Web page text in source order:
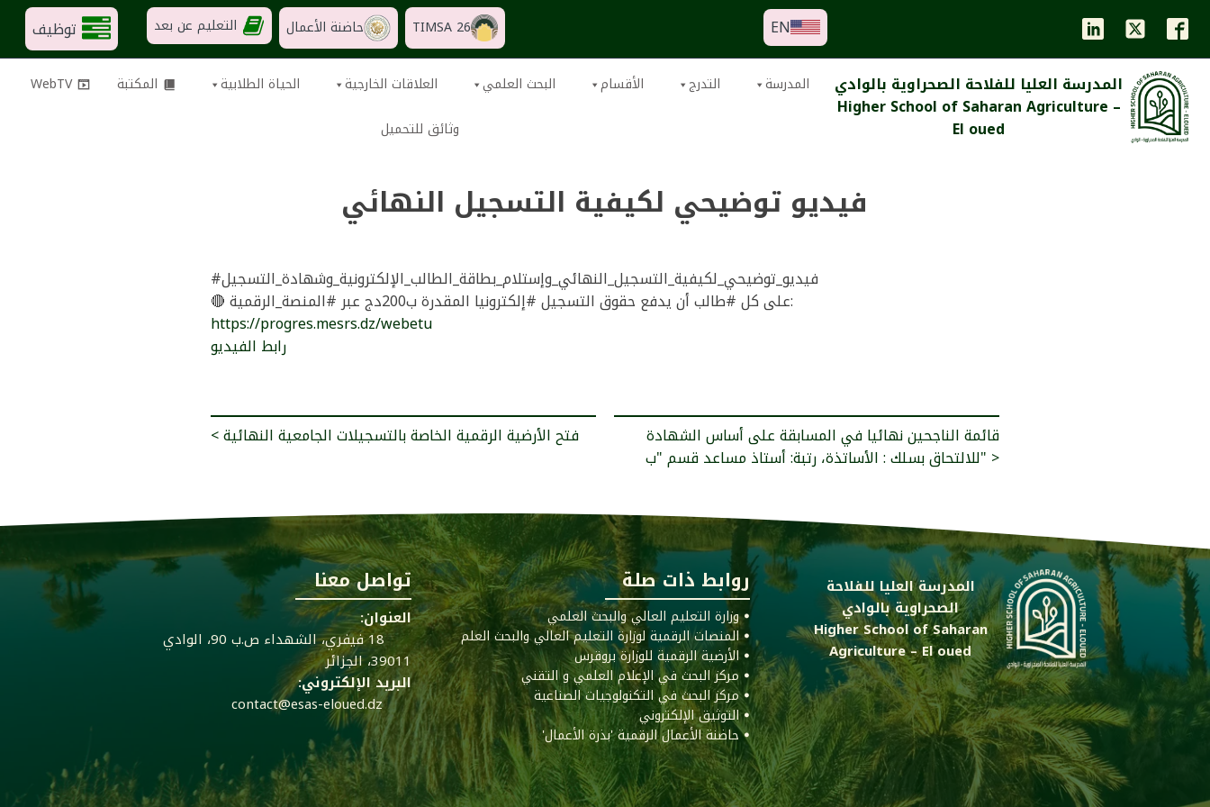
EN
TIMSA 26 حاضنة الأعمال التعليم عن بعد
توظيف
المدرسة العليا للفلاحة الصحراوية بالوادي
Higher School of Saharan Agriculture –
El oued
المدرسة التدرج الأقسام البحث العلمي العلاقات الخارجية الحياة الطلابية المكتبة
WebTV
وثائق للتحميل
فيديو توضيحي لكيفية التسجيل النهائي
#فيديو_توضيحي_لكيفية_التسجيل_النهائي_وإستلام_بطاقة_الطالب_الإلكترونية_وشهادة_التسجيل
🔴 على كل #طالب أن يدفع حقوق التسجيل #إلكترونيا المقدرة ب200دج عبر #المنصة_الرقمية:
https://progres.mesrs.dz/webetu
رابط الفيديو
< فتح الأرضية الرقمية الخاصة بالتسجيلات الجامعية النهائية
قائمة الناجحين نهائيا في المسابقة على أساس الشهادة
للالتحاق بسلك : الأساتذة، رتبة: أستاذ مساعد قسم "ب" >
المدرسة العليا للفلاحة
الصحراوية بالوادي
Higher School of Saharan
Agriculture – El oued
روابط ذات صلة
ꔷ وزارة التعليم العالي والبحث العلمي
ꔷ المنصات الرقمية لوزارة التعليم العالي والبحث العلم
ꔷ الأرضية الرقمية للوزارة بروقرس
ꔷ مركز البحث في الإعلام العلمي و التقني
ꔷ مركز البحث في التكنولوجيات الصناعية
ꔷ التوثيق الإلكتروني
ꔷ حاضنة الأعمال الرقمية 'بذرة الأعمال'
تواصل معنا
العنوان:
18 فيفري، الشهداء ص.ب 90، الوادي
39011، الجزائر
البريد الإلكتروني:
contact@esas-eloued.dz